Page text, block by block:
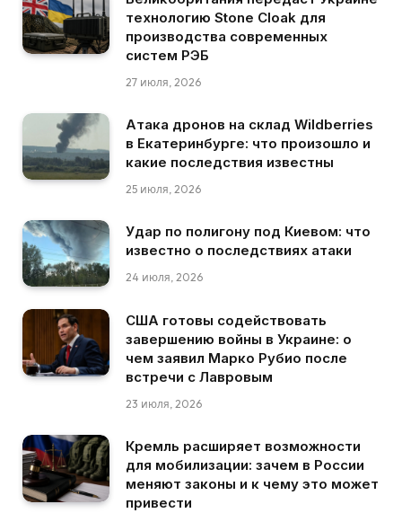
технологию Stone Cloak для
производства современных
систем РЭБ
27 июля, 2026
Атака дронов на склад Wildberries
в Екатеринбурге: что произошло и
какие последствия известны
25 июля, 2026
Удар по полигону под Киевом: что
известно о последствиях атаки
24 июля, 2026
США готовы содействовать
завершению войны в Украине: о
чем заявил Марко Рубио после
встречи с Лавровым
23 июля, 2026
Кремль расширяет возможности
для мобилизации: зачем в России
меняют законы и к чему это может
привести